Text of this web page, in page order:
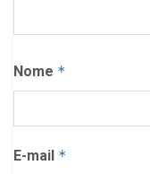
Nome *
E-mail *